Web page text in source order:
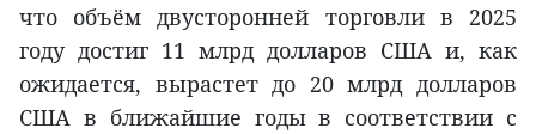
что объём двусторонней торговли в 2025
году достиг 11 млрд долларов США и, как
ожидается, вырастет до 20 млрд долларов
США в ближайшие годы в соответствии с